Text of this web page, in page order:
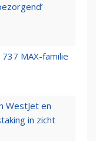
MAX-familie
WestJet en
in zicht